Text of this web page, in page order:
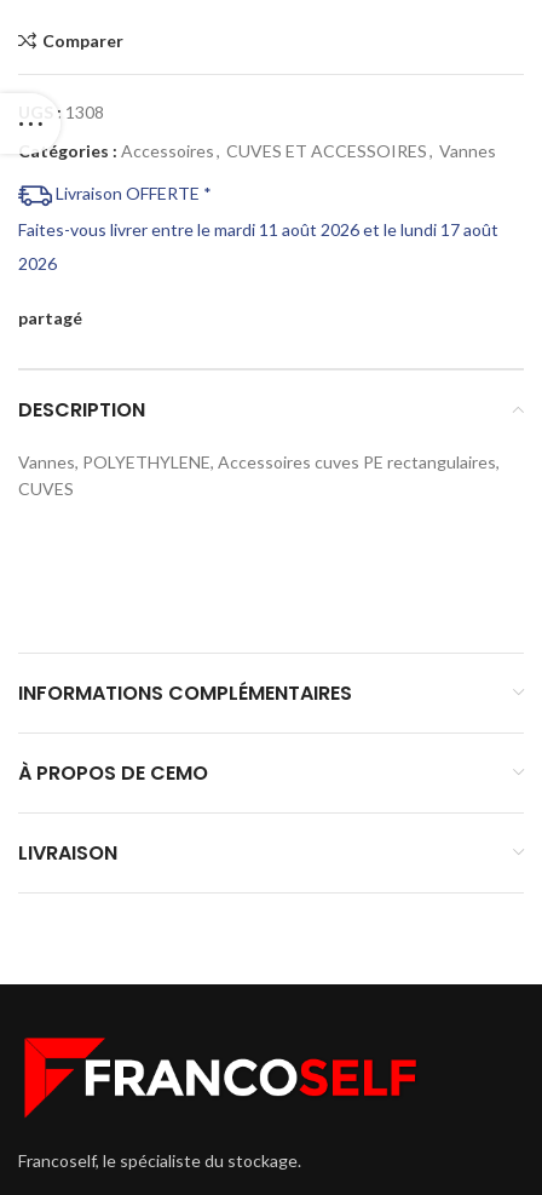
Comparer
UGS : 1308
Catégories : Accessoires, CUVES ET ACCESSOIRES, Vannes
Livraison OFFERTE *
Faites-vous livrer entre le mardi 11 août 2026 et le lundi 17 août
2026
partagé
DESCRIPTION
Vannes, POLYETHYLENE, Accessoires cuves PE rectangulaires,
CUVES
INFORMATIONS COMPLÉMENTAIRES
À PROPOS DE CEMO
LIVRAISON
Francoself, le spécialiste du stockage.